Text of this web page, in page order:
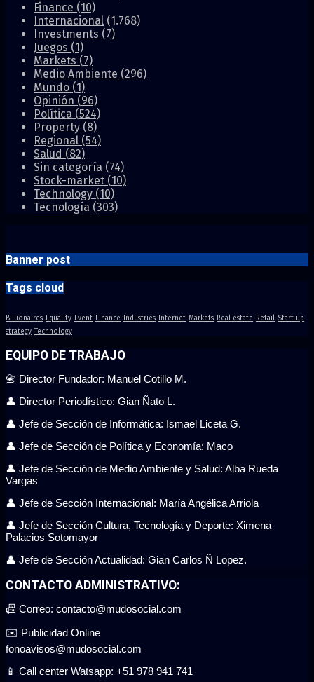
Finance (10)
Internacional (1.768)
Investments (7)
Juegos (1)
Markets (7)
Medio Ambiente (296)
Mundo (1)
Opinión (96)
Política (524)
Property (8)
Regional (54)
Salud (82)
Sin categoría (74)
Stock-market (10)
Technology (10)
Tecnología (303)
Banner post
Tags cloud
Billionaires Equality Event Finance Industries Internet Markets Real estate Retail Start up
strategy Technology
EQUIPO DE TRABAJO
📇 Director Fundador: Manuel Cotillo M.
👤 Director Periodístico: Gian Ñato L.
👤 Jefe de Sección de Informática: Ismael Liceta G.
👤 Jefe de Sección de Política y Economía: Maco
👤 Jefe de Sección de Medio Ambiente y Salud: Alba Rueda
Vargas
👤 Jefe de Sección Internacional: María Angélica Arriola
👤 Jefe de Sección Cultura, Tecnología y Deporte: Ximena
Palacios Sotomayor
👤 Jefe de Sección Actualidad: Gian Carlos Ñ Lopez.
CONTACTO ADMINISTRATIVO:
📠 Correo: contacto@mudosocial.com
✉️ Publicidad Online
fonoavisos@mudosocial.com
📱 Call center Watsapp: +51 978 941 741